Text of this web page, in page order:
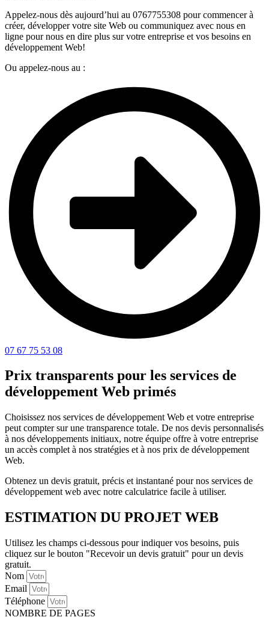
Appelez-nous dès aujourd’hui au 0767755308 pour commencer à
créer, développer votre site Web ou communiquez avec nous en
ligne pour nous en dire plus sur votre entreprise et vos besoins en
développement Web!
Ou appelez-nous au :
07 67 75 53 08
Prix transparents pour les services de
développement Web primés
Choisissez nos services de développement Web et votre entreprise
peut compter sur une transparence totale. De nos devis personnalisés
à nos développements initiaux, notre équipe offre à votre entreprise
un accès complet à nos stratégies et à nos prix de développement
Web.
Obtenez un devis gratuit, précis et instantané pour nos services de
développement web avec notre calculatrice facile à utiliser.
ESTIMATION DU PROJET WEB
Utilisez les champs ci-dessous pour indiquer vos besoins, puis
cliquez sur le bouton "Recevoir un devis gratuit" pour un devis
gratuit.
Nom
Email
Téléphone
NOMBRE DE PAGES